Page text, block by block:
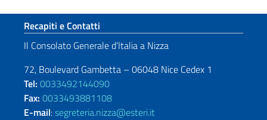
Sezione footer
Recapiti e Contatti
Il Consolato Generale d’Italia a Nizza
72, Boulevard Gambetta – 06048 Nice Cedex 1
Tel: 0033492144090
Fax: 0033493881108
E-mail:segreteria.nizza@esteri.it